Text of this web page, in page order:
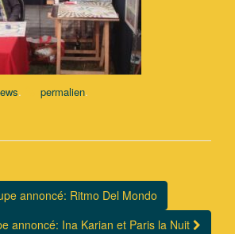
. permalien.
Article
annoncé: Ritmo Del Mondo
annoncé: Ina Karian et Paris la Nuit